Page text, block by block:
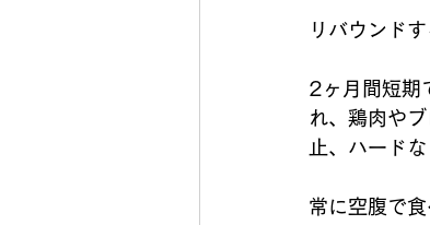
リバウンド
2ヶ月間短期
れ、鶏肉や
止、ハード
常に空腹で